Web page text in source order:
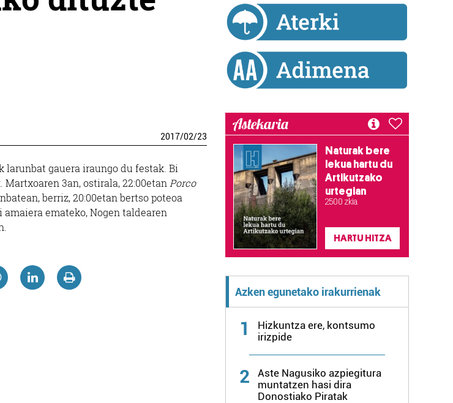
2017/02/23
gauera iraungo du festak. Bi
3an, ostirala, 22:00etan Porco
berriz, 20:00etan bertso poteoa
emateko, Nogen taldearen
Astekaria
Naturak bere
lekua hartu du
Artikutzako
urtegian
2.500 zkia.
HARTU HITZA
Azken egunetako irakurrienak
1
Hizkuntza ere, kontsumo
irizpide
2
Aste Nagusiko azpiegitura
muntatzen hasi dira
Donostiako Piratak